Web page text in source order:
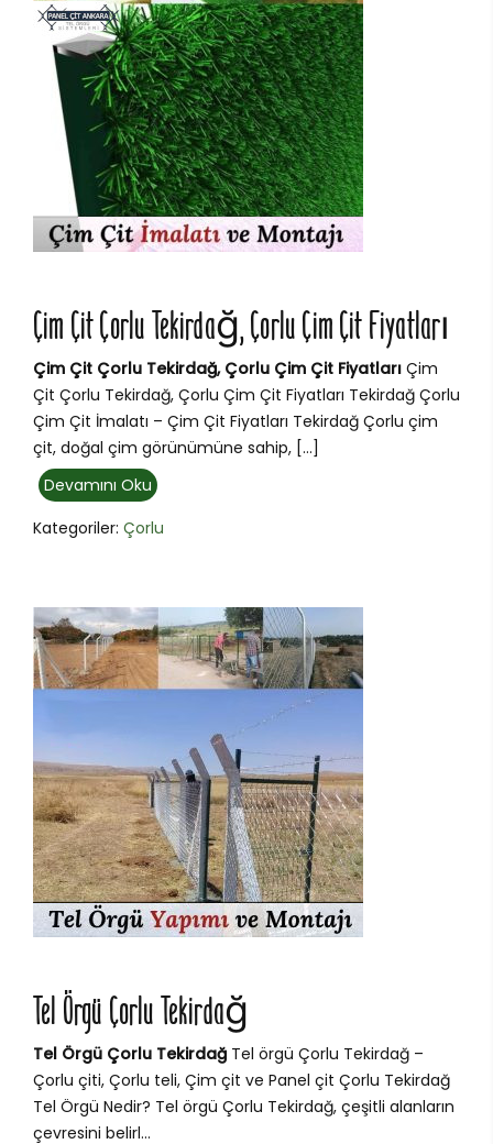
Çim Çit Çorlu Tekirdağ, Çorlu Çim Çit Fiyatları
Çim Çit Çorlu Tekirdağ, Çorlu Çim Çit Fiyatları Çim
Çit Çorlu Tekirdağ, Çorlu Çim Çit Fiyatları Tekirdağ Çorlu
Çim Çit İmalatı – Çim Çit Fiyatları Tekirdağ Çorlu çim
çit, doğal çim görünümüne sahip, […]
Devamını Oku
Kategoriler: Çorlu
Tel Örgü Çorlu Tekirdağ
Tel Örgü Çorlu Tekirdağ Tel örgü Çorlu Tekirdağ –
Çorlu çiti, Çorlu teli, Çim çit ve Panel çit Çorlu Tekirdağ
Tel Örgü Nedir? Tel örgü Çorlu Tekirdağ, çeşitli alanların
çevresini belirl...